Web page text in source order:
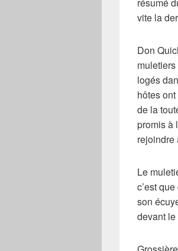
vite la
Don
muletiers
logés
hôtes
de la
promis à
rejoindre
Le
c’est
son
devant